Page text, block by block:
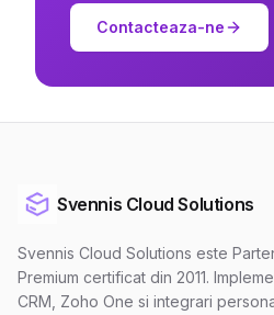
Contacteaza-ne
Svennis Cloud Solutions
Svennis Cloud Solutions este
Premium certificat din 2011.
CRM, Zoho One si integrari